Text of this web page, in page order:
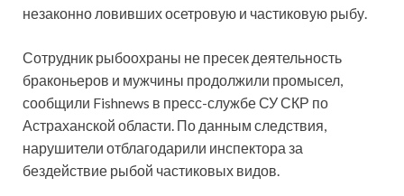
незаконно ловивших осетровую и частиковую рыбу.
Сотрудник рыбоохраны не пресек деятельность
браконьеров и мужчины продолжили промысел,
сообщили Fishnews в пресс-службе СУ СКР по
Астраханской области. По данным следствия,
нарушители отблагодарили инспектора за
бездействие рыбой частиковых видов.